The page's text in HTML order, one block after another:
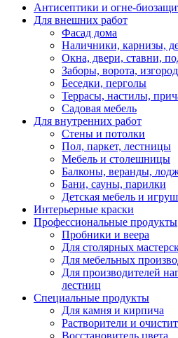
Антисептики и огне-
Для внешних работ
Фасад дома
Наличники, карнизы,
Окна, двери, ставни,
Заборы, ворота,
Беседки, перголы
Террасы, настилы,
Садовая мебель
Для внутренних работ
Стены и потолки
Пол, паркет, лестницы
Мебель и столешницы
Балконы, веранды,
Бани, сауны, парилки
Детская мебель и
Интерьерные краски
Профессиональные продукты
Пробники и веера
Для столярных
Для мебельных
Для производителей
лестниц
Специальные продукты
Для камня и кирпича
Растворители и
Восстановитель цвета